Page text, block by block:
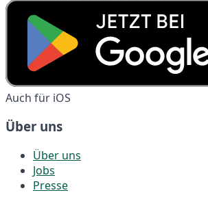
Auch für iOS
Über uns
Über uns
Jobs
Presse